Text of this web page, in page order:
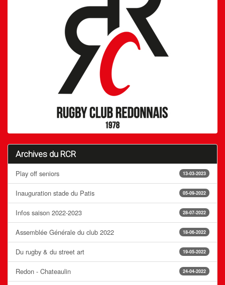
Archives du RCR
13-03-2023
Play off seniors
05-09-2022
Inauguration stade du Patis
28-07-2022
Infos saison 2022-2023
18-06-2022
Assemblée Générale du club 2022
19-05-2022
Du rugby & du street art
24-04-2022
Redon - Chateaulin